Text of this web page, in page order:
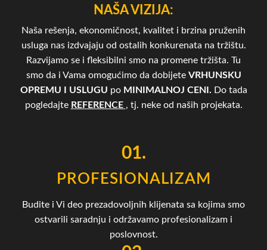
NAŠA VIZIJA:
Naša rešenja, ekonomičnost, kvalitet i brzina pruženih
usluga nas izdvajaju od ostalih konkurenata na tržištu.
Razvijamo se i fleksibilni smo na promene tržišta. Tu
smo da i Vama omogućimo da dobijete VRHUNSKU
OPREMU I USLUGU po MINIMALNOJ CENI. Do tada
pogledajte REFERENCE , tj. neke od naših projekata.
01.
PROFESIONALIZAM
Budite i Vi deo prezadovoljnih klijenata sa kojima smo
ostvarili saradnju i održavamo profesionalizam i
poslovnost.